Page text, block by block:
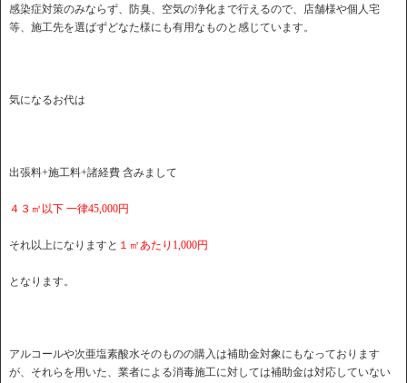
感染症対策のみならず、防臭、空気の浄化まで行えるので、店舗様や個人宅
等、施工先を選ばずどなた様にも有用なものと感じています。
気になるお代は
出張料+施工料+諸経費 含みまして
４３㎡以下 一律45,000円
それ以上になりますと １㎡あたり1,000円
となります。
アルコールや次亜塩素酸水そのものの購入は補助金対象にもなっております
が、それらを用いた、業者による消毒施工に対しては補助金は対応していない